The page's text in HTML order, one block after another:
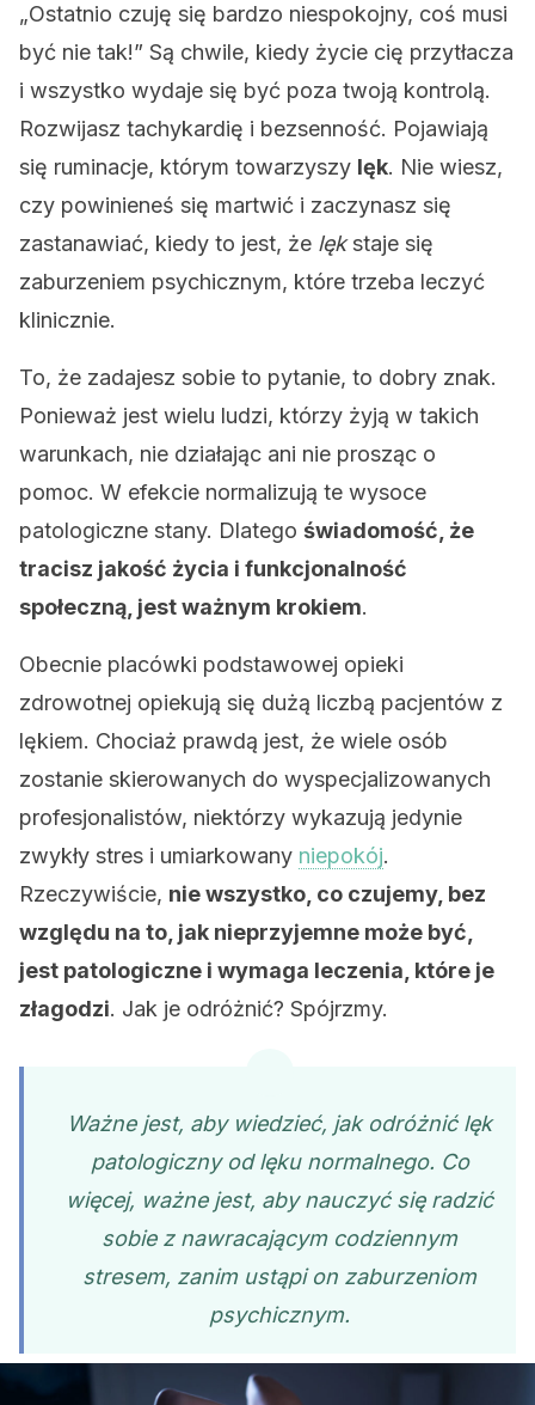
„Ostatnio czuję się bardzo niespokojny, coś musi
być nie tak!” Są chwile, kiedy życie cię przytłacza
i wszystko wydaje się być poza twoją kontrolą.
Rozwijasz tachykardię i bezsenność. Pojawiają
się ruminacje, którym towarzyszy lęk. Nie wiesz,
czy powinieneś się martwić i zaczynasz się
zastanawiać, kiedy to jest, że lękstaje się
zaburzeniem psychicznym, które trzeba leczyć
klinicznie.
To, że zadajesz sobie to pytanie, to dobry znak.
Ponieważ jest wielu ludzi, którzy żyją w takich
warunkach, nie działając ani nie prosząc o
pomoc. W efekcie normalizują te wysoce
patologiczne stany. Dlatego świadomość, że
tracisz jakość życia i funkcjonalność
społeczną, jest ważnym krokiem.
Obecnie placówki podstawowej opieki
zdrowotnej opiekują się dużą liczbą pacjentów z
lękiem. Chociaż prawdą jest, że wiele osób
zostanie skierowanych do wyspecjalizowanych
profesjonalistów, niektórzy wykazują jedynie
zwykły stres i umiarkowany niepokój.
Rzeczywiście, nie wszystko, co czujemy, bez
względu na to, jak nieprzyjemne może być,
jest patologiczne i wymaga leczenia, które je
złagodzi. Jak je odróżnić? Spójrzmy.
Ważne jest, aby wiedzieć, jak odróżnić lęk
patologiczny od lęku normalnego. Co
więcej, ważne jest, aby nauczyć się radzić
sobie z nawracającym codziennym
stresem, zanim ustąpi on zaburzeniom
psychicznym.